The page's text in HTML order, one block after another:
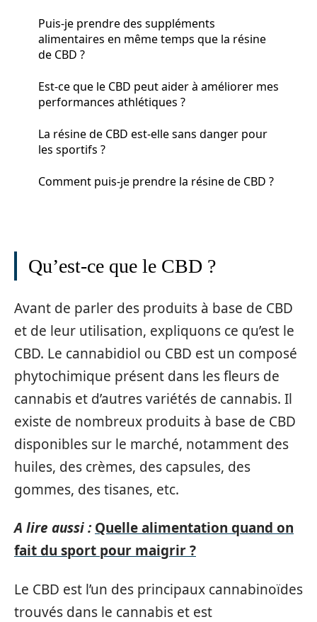
Puis-je prendre des suppléments
alimentaires en même temps que la résine
de CBD ?
Est-ce que le CBD peut aider à améliorer mes
performances athlétiques ?
La résine de CBD est-elle sans danger pour
les sportifs ?
Comment puis-je prendre la résine de CBD ?
Qu’est-ce que le CBD ?
Avant de parler des produits à base de CBD
et de leur utilisation, expliquons ce qu’est le
CBD. Le cannabidiol ou CBD est un composé
phytochimique présent dans les fleurs de
cannabis et d’autres variétés de cannabis. Il
existe de nombreux produits à base de CBD
disponibles sur le marché, notamment des
huiles, des crèmes, des capsules, des
gommes, des tisanes, etc.
A lire aussi : Quelle alimentation quand on
fait du sport pour maigrir ?
Le CBD est l’un des principaux cannabinoïdes
trouvés dans le cannabis et est